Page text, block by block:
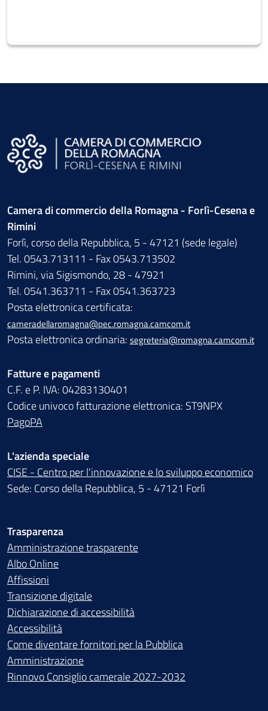
Camera di commercio della Romagna - Forlì-Cesena e
Rimini
Forlì, corso della Repubblica, 5 - 47121 (sede legale)
Tel. 0543.713111 - Fax 0543.713502
Rimini, via Sigismondo, 28 - 47921
Tel. 0541.363711 - Fax 0541.363723
Posta elettronica certificata:
cameradellaromagna@pec.romagna.camcom.it
Posta elettronica ordinaria: segreteria@romagna.camcom.it
Fatture e pagamenti
C.F. e P. IVA: 04283130401
Codice univoco fatturazione elettronica: ST9NPX
PagoPA
L'azienda speciale
CISE - Centro per l'innovazione e lo sviluppo economico
Sede: Corso della Repubblica, 5 - 47121 Forlì
Trasparenza
Amministrazione trasparente
Albo Online
Affissioni
Transizione digitale
Dichiarazione di accessibilità
Accessibilità
Come diventare fornitori per la Pubblica
Amministrazione
Rinnovo Consiglio camerale 2027-2032